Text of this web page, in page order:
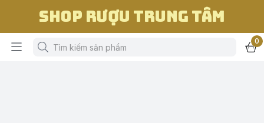
Shop Rượu Trung Tâm
0